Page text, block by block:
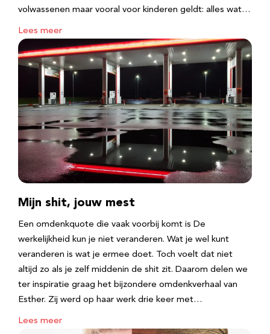
volwassenen maar vooral voor kinderen geldt: alles wat…
Lees meer
Mijn shit, jouw mest
Een omdenkquote die vaak voorbij komt is De
werkelijkheid kun je niet veranderen. Wat je wel kunt
veranderen is wat je ermee doet. Toch voelt dat niet
altijd zo als je zelf middenin de shit zit. Daarom delen we
ter inspiratie graag het bijzondere omdenkverhaal van
Esther. Zij werd op haar werk drie keer met…
Lees meer